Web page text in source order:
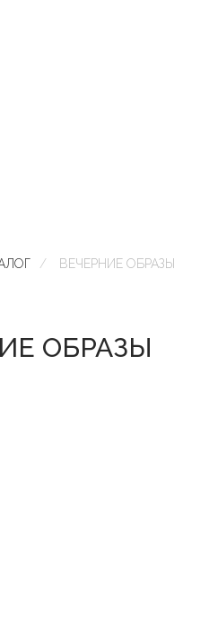
/ ВЕЧЕРНИЕ ОБРАЗЫ
ОБРАЗЫ